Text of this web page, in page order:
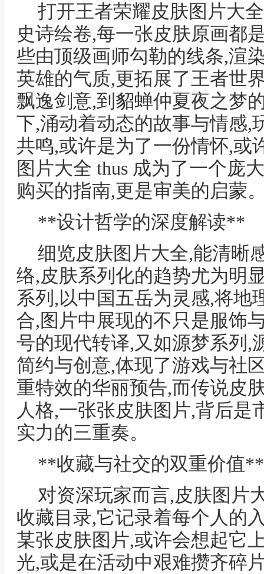
打开王者荣耀皮肤图片大
史诗绘卷,每一张皮肤原画都
些由顶级画师勾勒的线条,渲
英雄的气质,更拓展了王者世
飘逸剑意,到貂蝉仲夏夜之梦
下,涌动着动态的故事与情感,
共鸣,或许是为了一份情怀,或
图片大全 thus 成为了一个庞
购买的指南,更是审美的启蒙
**设计哲学的深度解读**
细览皮肤图片大全,能清晰
络,皮肤系列化的趋势尤为明
系列,以中国五岳为灵感,将地
合,图片中展现的不只是服饰
号的现代转译,又如源梦系列,
简约与创意,体现了游戏与社
重特效的华丽预告,而传说皮
人格,一张张皮肤图片,背后是
实力的三重奏。
**收藏与社交的双重价值**
对资深玩家而言,皮肤图片
收藏目录,它记录着每个人的
某张皮肤图片,或许会想起它
光,或是在活动中艰难攒齐碎